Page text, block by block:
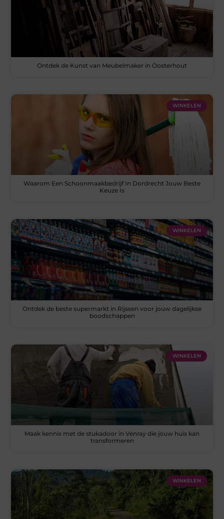
Ontdek de Kunst van Meubelmaker in Oosterhout
WINKELEN
Waarom Een Schoonmaakbedrijf In Dordrecht Jouw Beste
Keuze Is
WINKELEN
Ontdek de beste supermarkt in Rijssen voor jouw dagelijkse
boodschappen
WINKELEN
Maak kennis met de stukadoor in Venray die jouw huis kan
transformeren
WINKELEN